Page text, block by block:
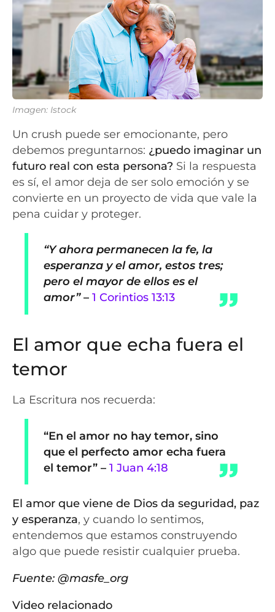
Imagen: Istock
Un crush puede ser emocionante, pero
debemos preguntarnos: ¿puedo imaginar un
futuro real con esta persona? Si la respuesta
es sí, el amor deja de ser solo emoción y se
convierte en un proyecto de vida que vale la
pena cuidar y proteger.
“Y ahora permanecen la fe, la
esperanza y el amor, estos tres;
pero el mayor de ellos es el
amor”–1 Corintios 13:13
El amor que echa fuera el
temor
La Escritura nos recuerda:
“En el amor no hay temor, sino
que el perfecto amor echa fuera
el temor” –1 Juan 4:18
El amor que viene de Dios da seguridad, paz
y esperanza, y cuando lo sentimos,
entendemos que estamos construyendo
algo que puede resistir cualquier prueba.
Fuente: @masfe_org
Video relacionado